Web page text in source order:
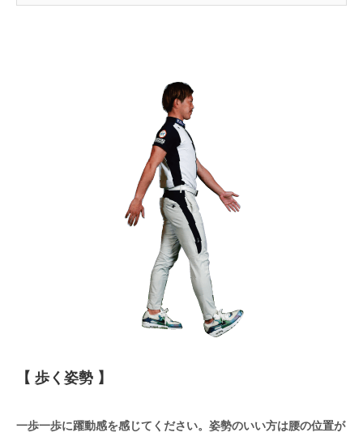
【 歩く姿勢 】
一歩一歩に躍動感を感じてください。姿勢のいい方は腰の位置が